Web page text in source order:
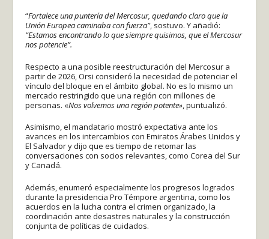
“Fortalece una puntería del Mercosur, quedando claro que la
Unión Europea caminaba con fuerza”, sostuvo. Y añadió:
“Estamos encontrando lo que siempre quisimos, que el Mercosur
nos potencie”.
Respecto a una posible reestructuración del Mercosur a
partir de 2026, Orsi consideró la necesidad de potenciar el
vínculo del bloque en el ámbito global. No es lo mismo un
mercado restringido que una región con millones de
personas. «Nos volvemos una región potente», puntualizó.
Asimismo, el mandatario mostró expectativa ante los
avances en los intercambios con Emiratos Árabes Unidos y
El Salvador y dijo que es tiempo de retomar las
conversaciones con socios relevantes, como Corea del Sur
y Canadá.
Además, enumeró especialmente los progresos logrados
durante la presidencia Pro Témpore argentina, como los
acuerdos en la lucha contra el crimen organizado, la
coordinación ante desastres naturales y la construcción
conjunta de políticas de cuidados.